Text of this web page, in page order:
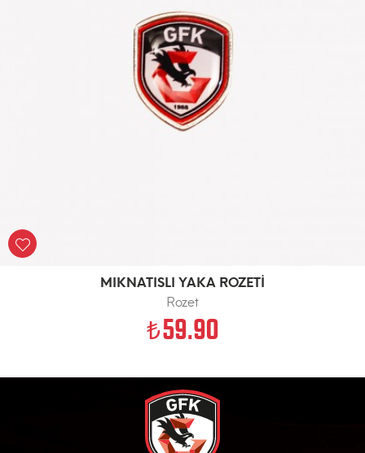
MIKNATISLI YAKA ROZETİ
Rozet
59.90